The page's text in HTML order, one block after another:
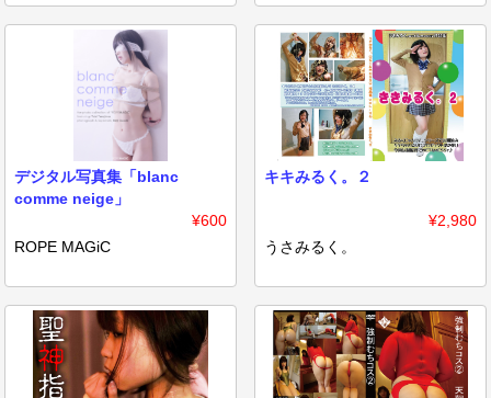
デジタル写真集「blanc
comme neige」
¥600
ROPE MAGiC
キキみるく。２
¥2,980
うさみるく。